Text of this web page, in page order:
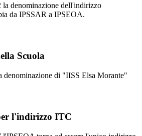
la denominazione dell'indirizzo
da IPSSAR a IPSEOA.
Scuola
denominazione di "IISS Elsa Morante"
l'indirizzo ITC